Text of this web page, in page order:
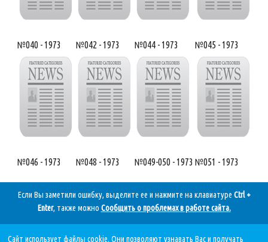
№040 - 1973 №042 - 1973 №044 - 1973 №045 - 1973
№046 - 1973 №048 - 1973 №049-050 - 1973 №051 - 1973
Если Вы заметили ошибку, выделите ее и нажмите на клавиатуре Ctrl +
Enter, также можно Сообщить о проблемах в работе сайта.
Дата последнего обновления:
Сайт использует файлы cookie. Они позволяют узнавать Вас и получать